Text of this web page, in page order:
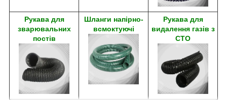
Рукава для
зварювальних
постів
Шланги напірно-
всмоктуючі
Рукава для
видалення газів з
СТО